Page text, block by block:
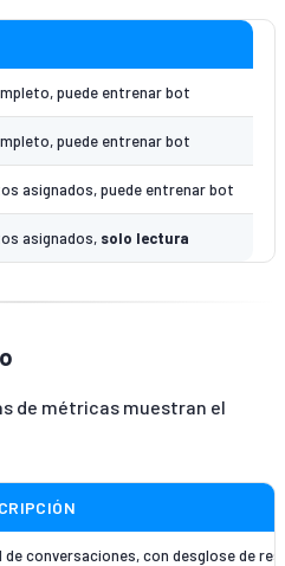
puede entrenar bot
puede entrenar bot
asignados, puede entrenar bot
asignados, solo lectura
de métricas muestran el
de conversaciones, con desglose de